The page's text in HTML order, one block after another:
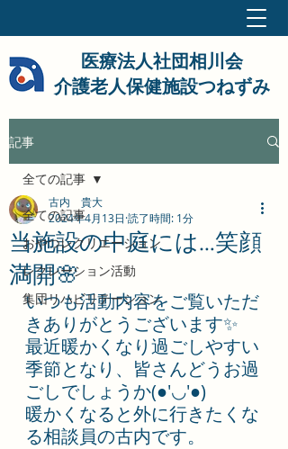
医療法人社団相川会
介護老人保健施設つねずみ
記事
全ての記事
おやつレクリエーション
レクレーション活動
集団リハビリテーション
全ての記事
当施設の中庭には…笑顔
満開🌸
古内 貴大
2024年4月13日 読了時間: 1分
いつも活動内容をご覧いただ
きありがとうございます✨
最近暖かくなり過ごしやすい
季節となり、皆さんどうお過
ごしでしょうか(●'◡'●)
暖かくなると外に行きたくな
る相談員の古内です。